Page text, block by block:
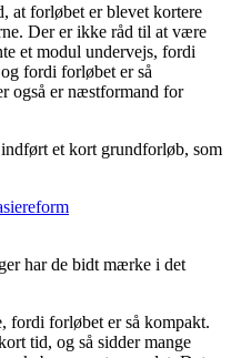
at forløbet er blevet kortere
Der er ikke råd til at være
et modul undervejs, fordi
fordi forløbet er så
også er næstformand for
et kort grundforløb, som
har de bidt mærke i det
fordi forløbet er så kompakt.
tid, og så sidder mange